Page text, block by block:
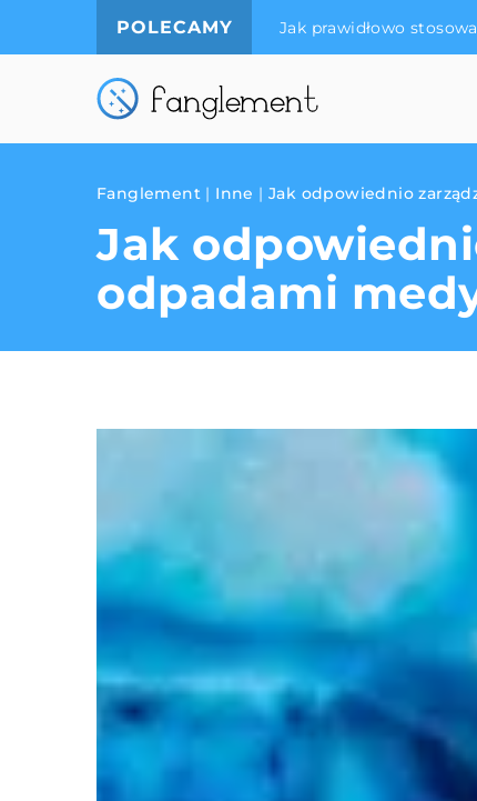
POLECAMY Jak prawidłowo
Fanglement | Inne |Jak odpowiednio
Jak
odpadami